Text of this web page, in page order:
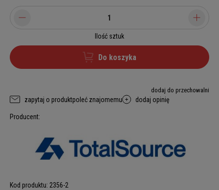
Ilość sztuk
Do koszyka
dodaj do przechowalni
zapytaj o produktpoleć znajomemu dodaj opinię
Producent:
Kod produktu: 2356-2